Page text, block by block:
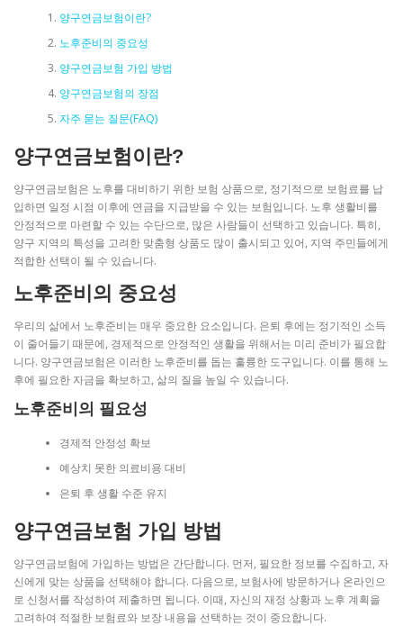
양구연금보험이란?
노후준비의 중요성
양구연금보험 가입 방법
양구연금보험의 장점
자주 묻는 질문(FAQ)
양구연금보험이란?
양구연금보험은 노후를 대비하기 위한 보험 상품으로, 정기적으로 보험료를 납
입하면 일정 시점 이후에 연금을 지급받을 수 있는 보험입니다. 노후 생활비를
안정적으로 마련할 수 있는 수단으로, 많은 사람들이 선택하고 있습니다. 특히,
양구 지역의 특성을 고려한 맞춤형 상품도 많이 출시되고 있어, 지역 주민들에게
적합한 선택이 될 수 있습니다.
노후준비의 중요성
우리의 삶에서 노후준비는 매우 중요한 요소입니다. 은퇴 후에는 정기적인 소득
이 줄어들기 때문에, 경제적으로 안정적인 생활을 위해서는 미리 준비가 필요합
니다. 양구연금보험은 이러한 노후준비를 돕는 훌륭한 도구입니다. 이를 통해 노
후에 필요한 자금을 확보하고, 삶의 질을 높일 수 있습니다.
노후준비의 필요성
경제적 안정성 확보
예상치 못한 의료비용 대비
은퇴 후 생활 수준 유지
양구연금보험 가입 방법
양구연금보험에 가입하는 방법은 간단합니다. 먼저, 필요한 정보를 수집하고, 자
신에게 맞는 상품을 선택해야 합니다. 다음으로, 보험사에 방문하거나 온라인으
로 신청서를 작성하여 제출하면 됩니다. 이때, 자신의 재정 상황과 노후 계획을
고려하여 적절한 보험료와 보장 내용을 선택하는 것이 중요합니다.